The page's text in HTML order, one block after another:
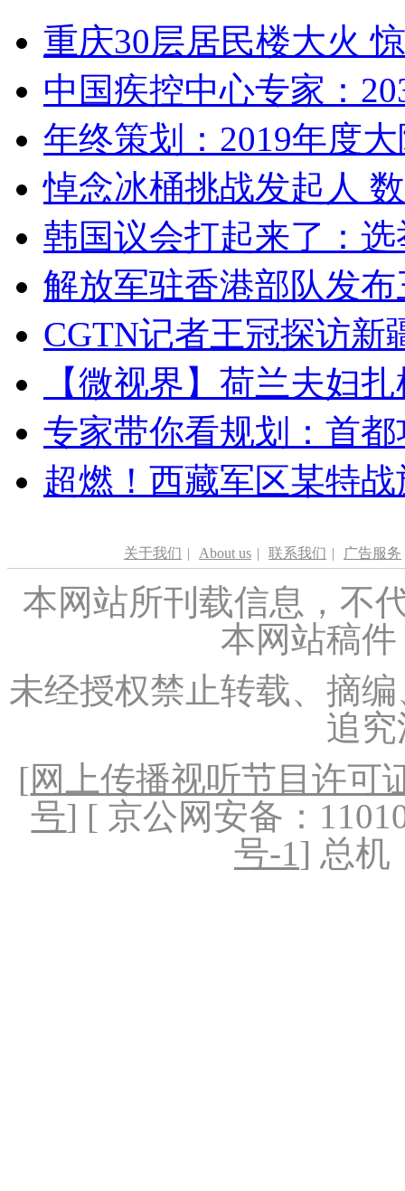
重庆30层居民楼大火
中国疾控中心专家：
年终策划：2019年度
悼念冰桶挑战发起人
韩国议会打起来了：
解放军驻香港部队发
CGTN记者王冠探访新
【微视界】荷兰夫妇
专家带你看规划：首
超燃！西藏军区某特
关于我们 | About us | 联系我们 | 广告服务
本网站所刊载信息，不
本网站稿
未经授权禁止转载、摘
追
[网上传播视听节目许可
号] [ 京公网安备：
号-1] 总机